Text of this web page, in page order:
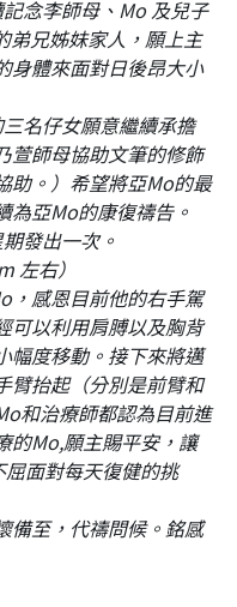
念李師母、Mo 及兒子
弟兄姊妹家人，願上主
身體來面對日後昂大小
名仔女願意繼續承擔
萱師母協助文筆的修飾
助。）希望將亞Mo的最
為亞Mo的康復禱告。
發出一次。
左右）
，感恩目前他的右手駕
可以利用肩膊以及胸背
幅度移動。接下來將邁
臂抬起（分別是前臂和
和治療師都認為目前進
的Mo,願主賜平安，讓
面對每天復健的挑
備至，代禱問候。銘感